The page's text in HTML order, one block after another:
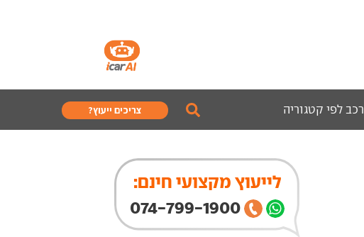
רכב לפי קטגוריה צריכים ייעוץ?
לייעוץ מקצועי חינם:
074-799-1900